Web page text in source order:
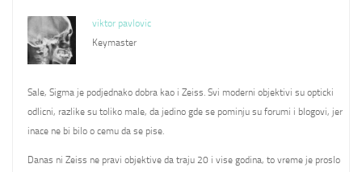
viktor pavlovic
Keymaster
Sale, Sigma je podjednako dobra kao i Zeiss. Svi moderni objektivi su opticki
odlicni, razlike su toliko male, da jedino gde se pominju su forumi i blogovi, jer
inace ne bi bilo o cemu da se pise.
Danas ni Zeiss ne pravi objektive da traju 20 i vise godina, to vreme je proslo